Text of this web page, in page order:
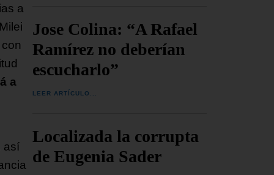
a
a
así
Jose Colina: “A Rafael
Ramírez no deberían
escucharlo”
LEER ARTÍCULO...
Localizada la corrupta
de Eugenia Sader